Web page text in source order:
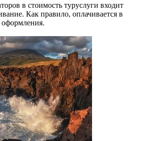
в стоимость туруслуги входит
Как правило, оплачивается в
оформления.